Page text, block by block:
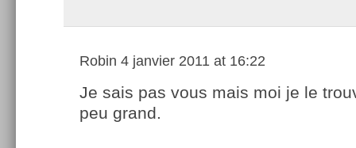
Robin 4 janvier 2011 at 16:22
Je sais pas vous mais moi je le
peu grand.